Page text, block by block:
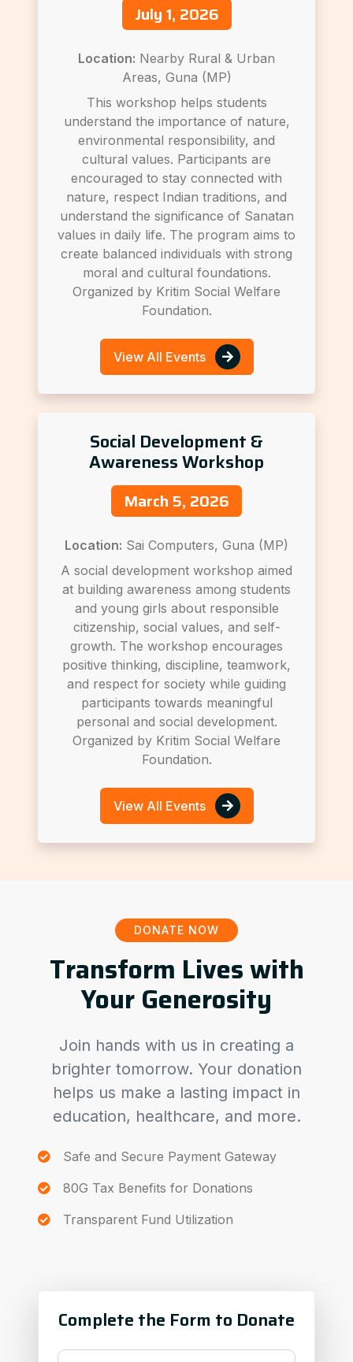
July 1, 2026
Location: Nearby Rural & Urban
Areas, Guna (MP)
This workshop helps students
understand the importance of nature,
environmental responsibility, and
cultural values. Participants are
encouraged to stay connected with
nature, respect Indian traditions, and
understand the significance of Sanatan
values in daily life. The program aims to
create balanced individuals with strong
moral and cultural foundations.
Organized by Kritim Social Welfare
Foundation.
View All Events
Social Development &
Awareness Workshop
March 5, 2026
Location: Sai Computers, Guna (MP)
A social development workshop aimed
at building awareness among students
and young girls about responsible
citizenship, social values, and self-
growth. The workshop encourages
positive thinking, discipline, teamwork,
and respect for society while guiding
participants towards meaningful
personal and social development.
Organized by Kritim Social Welfare
Foundation.
View All Events
DONATE NOW
Transform Lives with
Your Generosity
Join hands with us in creating a
brighter tomorrow. Your donation
helps us make a lasting impact in
education, healthcare, and more.
Safe and Secure Payment Gateway
80G Tax Benefits for Donations
Transparent Fund Utilization
Complete the Form to Donate